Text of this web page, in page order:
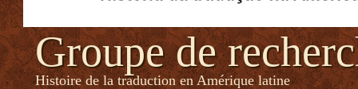
Groupe de
Histoire de la traduction en Amérique latine